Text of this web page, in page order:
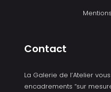
Contact
La Galerie de l’Atelier
encadrements “sur